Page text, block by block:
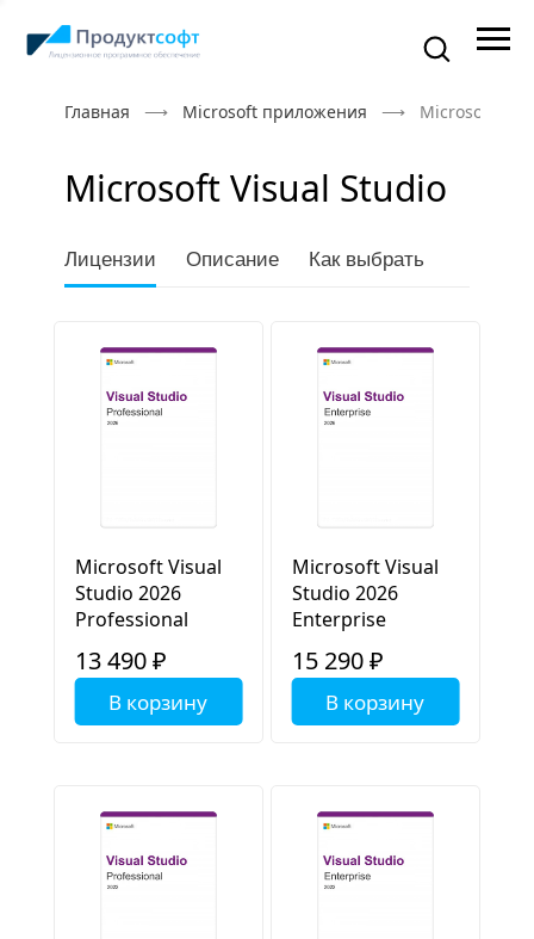
Главная Microsoft приложения Microsoft
Microsoft Visual Studio
Лицензии Описание Как выбрать
Microsoft Visual
Studio 2026
Professional
13 490 ₽
В корзину
Microsoft Visual
Studio 2026
Enterprise
15 290 ₽
В корзину